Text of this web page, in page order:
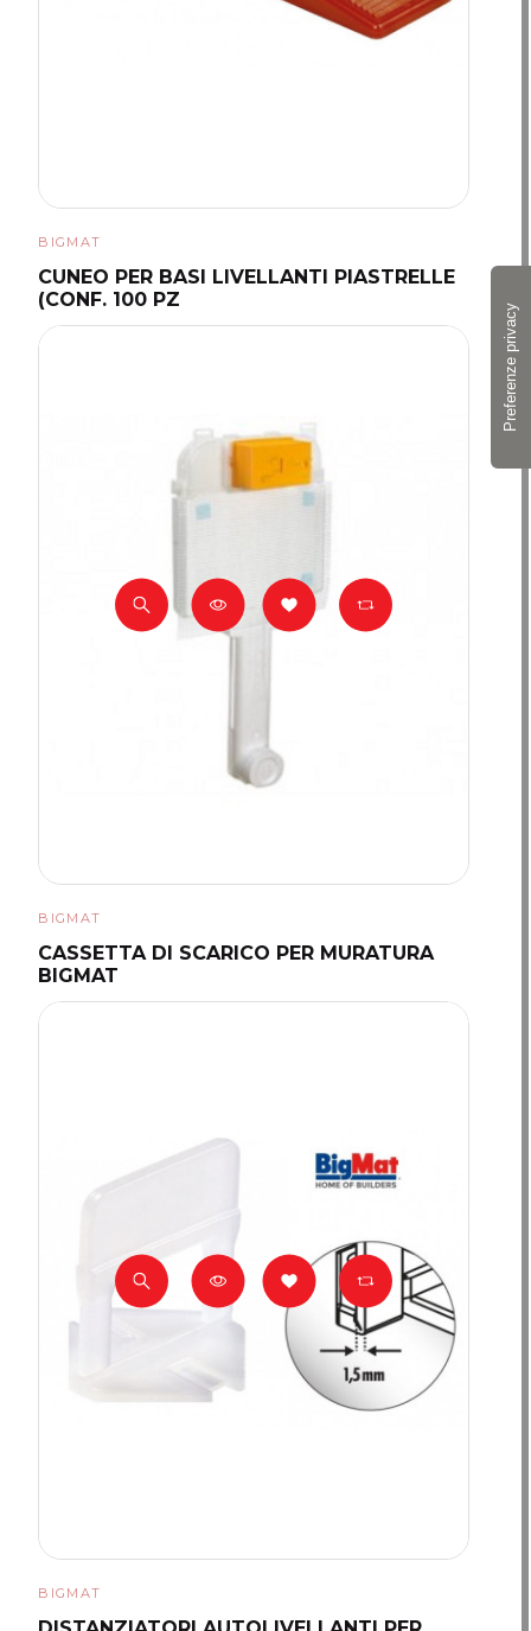
BIGMAT
CUNEO PER BASI LIVELLANTI PIASTRELLE
(CONF. 100 PZ
BIGMAT
CASSETTA DI SCARICO PER MURATURA
BIGMAT
BIGMAT